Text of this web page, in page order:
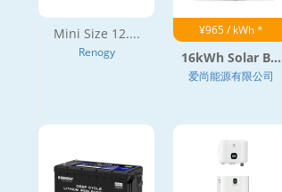
Mini Size 12....
Renogy
¥965 / kWh *
16kWh Solar B...
爱尚能源有限公司